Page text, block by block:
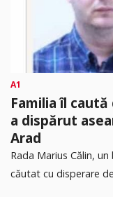
A1
Familia îl
a dispărut
Arad
Rada Marius Călin,
căutat cu disperare